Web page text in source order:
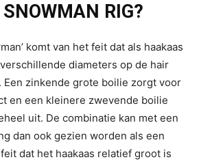
RIG?
komt van het feit dat als haakaas
diameters op de hair
zinkende grote boilie zorgt voor
en een kleinere zwevende boilie
uit. De combinatie kan met een
dan ook gezien worden als een
dat het haakaas relatief groot is